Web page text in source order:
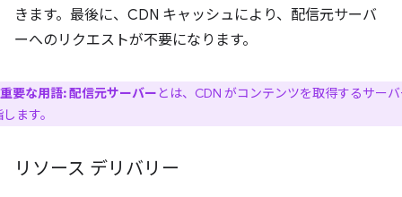
きます。最後に、CDN キャッシュにより、配信元サーバ
ーへのリクエストが不要になります。
重要な用語:配信元サーバー とは、CDN がコンテンツを取得するサー
ます。
リソース デリバリー